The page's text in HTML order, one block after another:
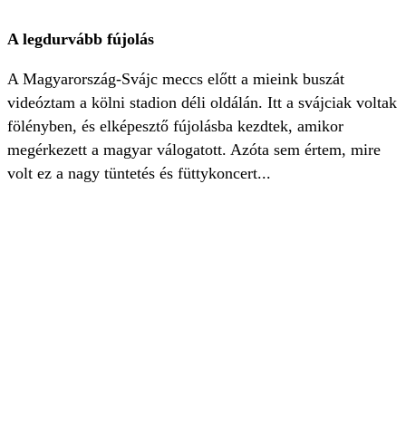
A legdurvább fújolás
A Magyarország-Svájc meccs előtt a mieink buszát
videóztam a kölni stadion déli oldálán. Itt a svájciak voltak
fölényben, és elképesztő fújolásba kezdtek, amikor
megérkezett a magyar válogatott. Azóta sem értem, mire
volt ez a nagy tüntetés és füttykoncert...